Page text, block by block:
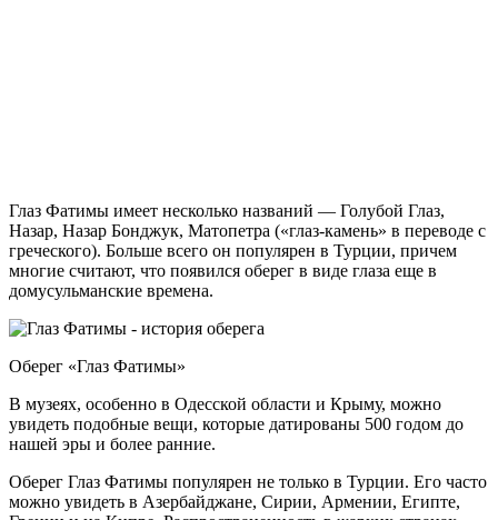
Глаз Фатимы имеет несколько названий — Голубой Глаз,
Назар, Назар Бонджук, Матопетра («глаз-камень» в переводе с
греческого). Больше всего он популярен в Турции, причем
многие считают, что появился оберег в виде глаза еще в
домусульманские времена.
Оберег «Глаз Фатимы»
В музеях, особенно в Одесской области и Крыму, можно
увидеть подобные вещи, которые датированы 500 годом до
нашей эры и более ранние.
Оберег Глаз Фатимы популярен не только в Турции. Его часто
можно увидеть в Азербайджане, Сирии, Армении, Египте,